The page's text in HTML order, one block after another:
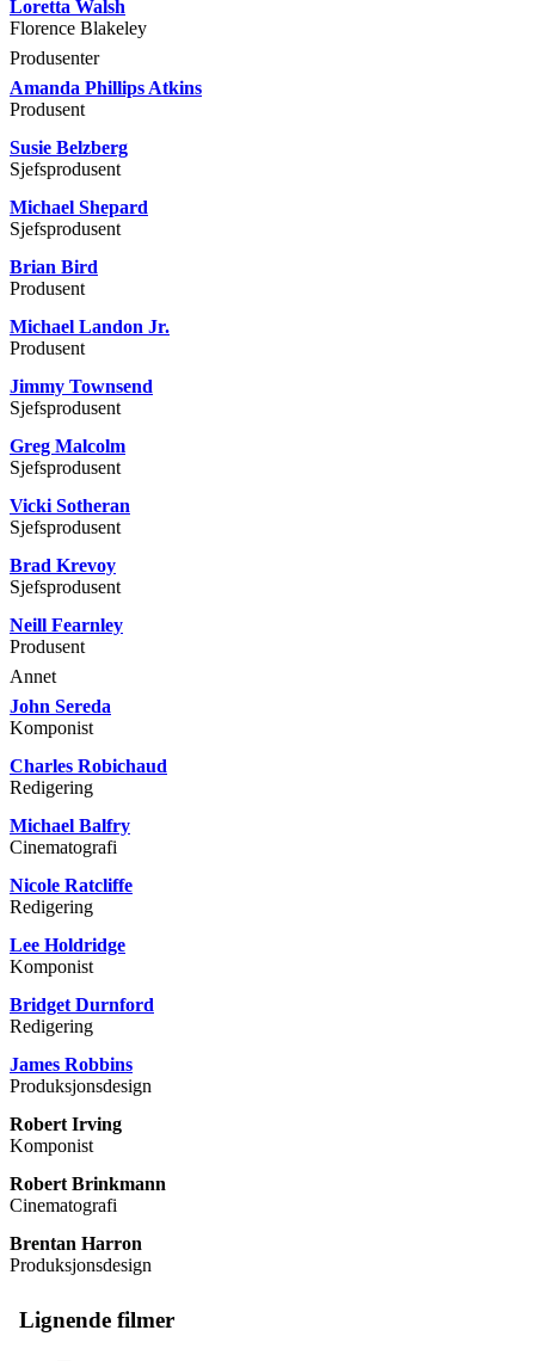
Loretta Walsh
Florence Blakeley
Produsenter
Amanda Phillips Atkins
Produsent
Susie Belzberg
Sjefsprodusent
Michael Shepard
Sjefsprodusent
Brian Bird
Produsent
Michael Landon Jr.
Produsent
Jimmy Townsend
Sjefsprodusent
Greg Malcolm
Sjefsprodusent
Vicki Sotheran
Sjefsprodusent
Brad Krevoy
Sjefsprodusent
Neill Fearnley
Produsent
Annet
John Sereda
Komponist
Charles Robichaud
Redigering
Michael Balfry
Cinematografi
Nicole Ratcliffe
Redigering
Lee Holdridge
Komponist
Bridget Durnford
Redigering
James Robbins
Produksjonsdesign
Robert Irving
Komponist
Robert Brinkmann
Cinematografi
Brentan Harron
Produksjonsdesign
Lignende filmer